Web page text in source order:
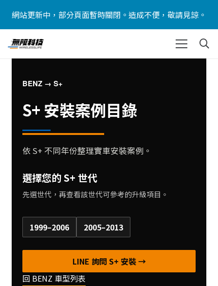
網站更新中，部分頁面暫時關閉。造成不便，敬請見諒。
BENZ → S+
S+ 安裝案例目錄
依 S+ 不同年份整理實車安裝案例。
選擇您的 S+ 世代
先選世代，再查看該世代可參考的升級項目。
1999–2006 2005–2013
LINE 詢問 S+ 安裝 →
回 BENZ 車型列表